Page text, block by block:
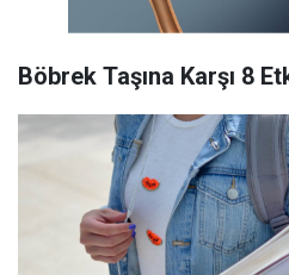
Böbrek Taşına Karşı 8